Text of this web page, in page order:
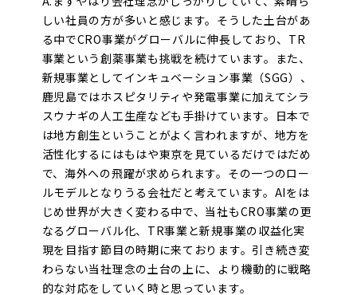
しい社員の方が多いと感じます。そうした土台があ
る中でCRO事業がグローバルに伸長しており、TR
事業という創薬事業も挑戦を続けています。また、
新規事業としてインキュベーション事業（SGG）、
鹿児島ではホスピタリティや発電事業に加えてシラ
スウナギの人工生産なども手掛けています。日本で
は地方創生ということがよく言われますが、地方を
活性化するにはもはや東京を見ているだけではだめ
で、海外への飛躍が求められます。その一つのロー
ルモデルとなりうる会社だと考えています。AIをは
じめ世界が大きく変わる中で、当社もCRO事業の更
なるグローバル化、TR事業と新規事業の収益化実
現を目指す節目の時期に来ております。引き続き変
わらない当社理念の土台の上に、より機動的に戦略
的な対応をしていく時と思っています。